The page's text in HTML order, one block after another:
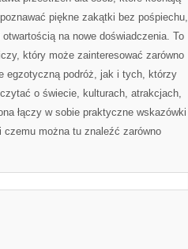
piękne zakątki bez pośpiechu,
na nowe doświadczenia. To
który może zainteresować zarówno
egzotyczną podróż, jak i tych, którzy
o świecie, kulturach, atrakcjach,
łączy w sobie praktyczne wskazówki
można tu znaleźć zarówno